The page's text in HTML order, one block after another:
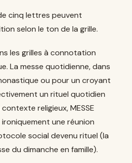
cinq lettres peuvent
selon le ton de la grille.
les grilles à connotation
La messe quotidienne, dans
ou pour un croyant
un rituel quotidien
religieux, MESSE
une réunion
social devenu rituel (la
du dimanche en famille).